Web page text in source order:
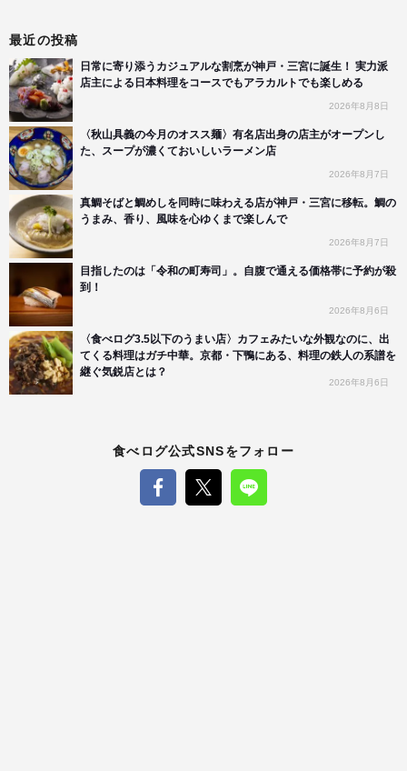
最近の投稿
日常に寄り添うカジュアルな割烹が神戸・三宮に誕生！ 実力派
店主による日本料理をコースでもアラカルトでも楽しめる
2026年8月8日
〈秋山具義の今月のオスス麺〉有名店出身の店主がオープンし
た、スープが濃くておいしいラーメン店
2026年8月7日
真鯛そばと鯛めしを同時に味わえる店が神戸・三宮に移転。鯛の
うまみ、香り、風味を心ゆくまで楽しんで
2026年8月7日
目指したのは「令和の町寿司」。自腹で通える価格帯に予約が殺
到！
2026年8月6日
〈食べログ3.5以下のうまい店〉カフェみたいな外観なのに、出
てくる料理はガチ中華。京都・下鴨にある、料理の鉄人の系譜を
継ぐ気鋭店とは？
2026年8月6日
食べログ公式SNSをフォロー